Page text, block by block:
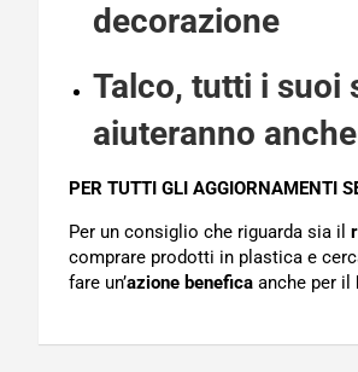
decorazione
Talco, tutti i suoi
aiuteranno
PER TUTTI GLI AGGIORNAMENTI
Per un consiglio che riguarda sia il
comprare prodotti in plastica e
fare un’azione benefica anche per il